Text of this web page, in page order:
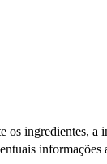
os ingredientes, a